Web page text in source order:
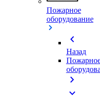
Пожарное
оборудование
chevron_left
Назад
chevron_right
expand_more